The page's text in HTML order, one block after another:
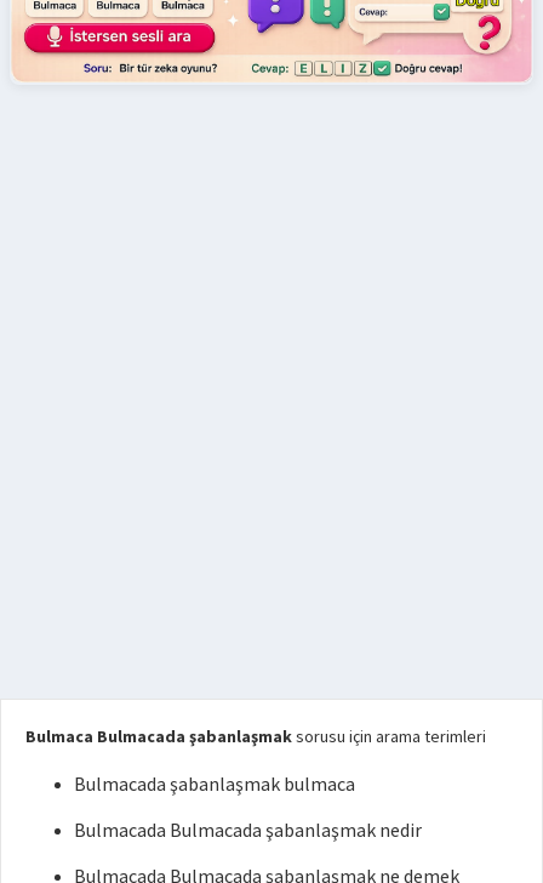
Bulmaca Bulmacada şabanlaşmaksorusu için arama terimleri
Bulmacada şabanlaşmak bulmaca
Bulmacada Bulmacada şabanlaşmak nedir
Bulmacada Bulmacada şabanlaşmak ne demek